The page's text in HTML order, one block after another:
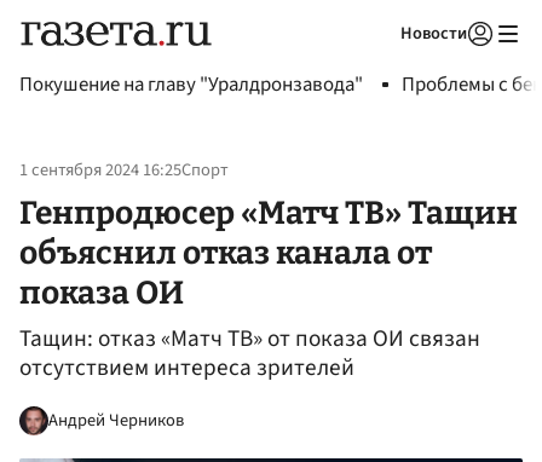
Новости
Покушение на главу "Уралдронзавода" Проблемы с
1 сентября 2024 16:25Спорт
Генпродюсер «Матч ТВ» Тащин
объяснил отказ канала от
показа ОИ
Тащин: отказ «Матч ТВ» от показа ОИ связан
отсутствием интереса зрителей
Андрей Черников